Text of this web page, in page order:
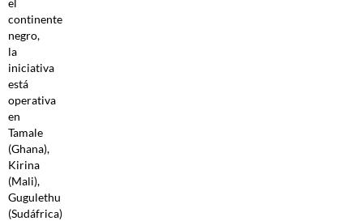
continente
negro,
la
iniciativa
está
operativa
en
Tamale
(Ghana),
Kirina
(Mali),
Gugulethu
(Sudáfrica)